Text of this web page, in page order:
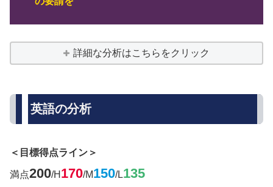
詳細な分析はこちらをクリック
英語の分析
＜目標得点ライン＞
満点200/H 170/M150/L135